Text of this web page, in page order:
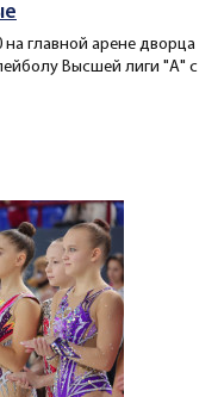
на главной арене дворца
Высшей лиги "А" с